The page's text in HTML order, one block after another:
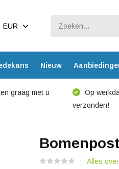
EUR
Nieuw
graag met u
Op
verzonden!
Alles